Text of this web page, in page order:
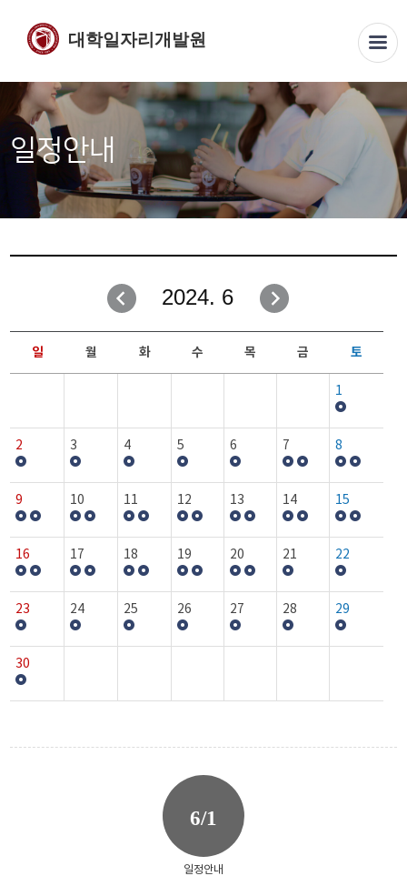
대학일자리개발원
일정안내
2024. 6
일 월 화 수 목 금 토
1
2 3 4 5 6 7 8
9 10 11 12 13 14 15
16 17 18 19 20 21 22
23 24 25 26 27 28 29
30
6/1
일정안내